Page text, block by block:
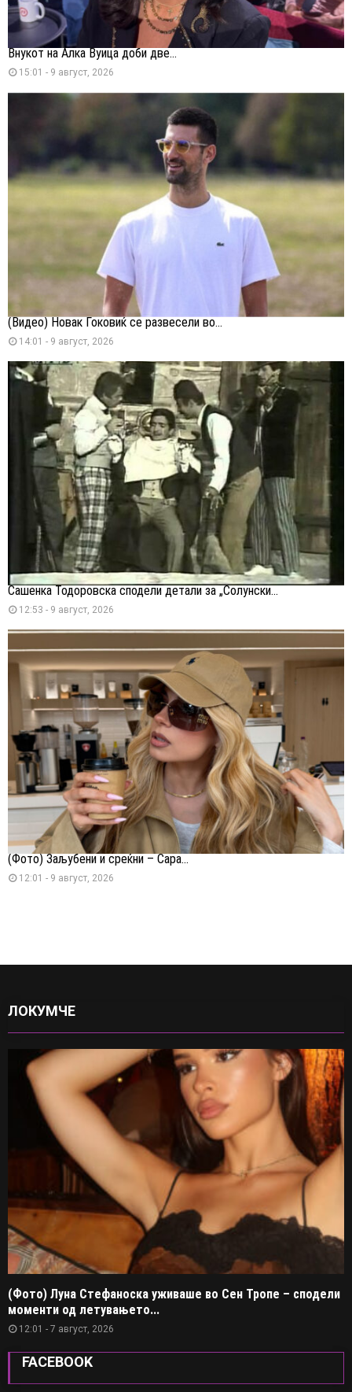
Внукот на Алка Вуица доби две...
15:01 - 9 август, 2026
(Видео) Новак Ѓоковиќ се развесели во...
14:01 - 9 август, 2026
Сашенка Тодоровска сподели детали за „Солунски...
12:53 - 9 август, 2026
(Фото) Заљубени и среќни – Сара...
12:01 - 9 август, 2026
ЛОКУМЧЕ
(Фото) Луна Стефаноска уживаше во Сен Тропе – сподели
моменти од летувањето...
12:01 - 7 август, 2026
FACEBOOK